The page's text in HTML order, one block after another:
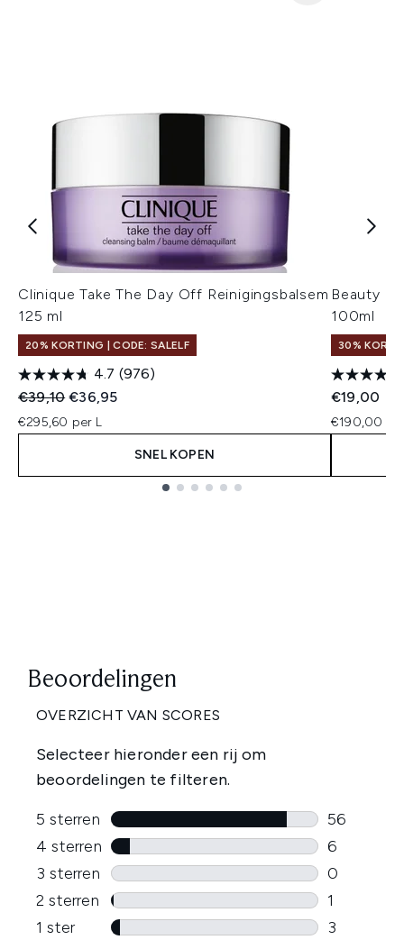
Clinique Take The Day Off Reinigingsbalsem
125 ml
20% KORTING | CODE: SALELF
4.7 (976)
Recommended Retail Price:
€39,10Huidige prijs:
€36,95
€295,60 per L
SNEL KOPEN
Beauty of
100ml
30%
€19,00
€190,00